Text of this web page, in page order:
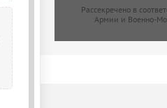
Рассекречено в
Армии и Военно-